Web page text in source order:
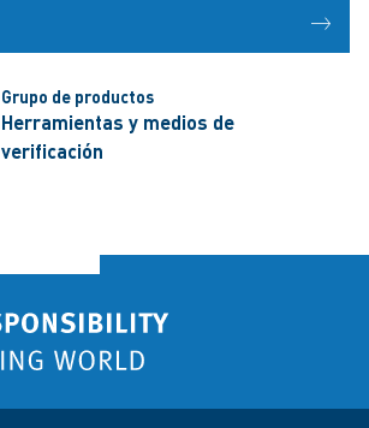
Grupo de productos
Herramientas y medios de
verificación